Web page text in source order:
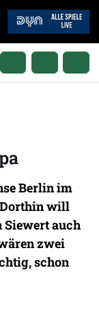
Berlin im
Dorthin will
auch
zwei
schon